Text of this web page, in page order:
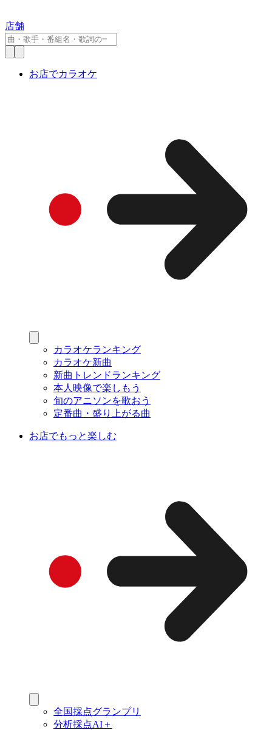
店舗
お店でカラオケ
カラオケランキング
カラオケ新曲
新曲トレンドランキング
本人映像で楽しもう
旬のアニソンを歌おう
定番曲・盛り上がる曲
お店でもっと楽しむ
全国採点グランプリ
分析採点AI＋